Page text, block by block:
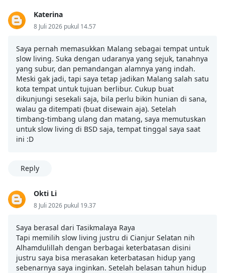
Katerina
8 Juli 2026 pukul 14.57
Saya pernah memasukkan Malang sebagai tempat untuk
slow living. Suka dengan udaranya yang sejuk, tanahnya
yang subur, dan pemandangan alamnya yang indah.
Meski gak jadi, tapi saya tetap jadikan Malang salah satu
kota tempat untuk tujuan berlibur. Cukup buat
dikunjungi sesekali saja, bila perlu bikin hunian di sana,
walau ga ditempati (buat disewain aja). Setelah
timbang-timbang ulang dan matang, saya memutuskan
untuk slow living di BSD saja, tempat tinggal saya saat
ini :D
Reply
Okti Li
8 Juli 2026 pukul 19.37
Saya berasal dari Tasikmalaya Raya
Tapi memilih slow living justru di Cianjur Selatan nih
Alhamdulillah dengan berbagai keterbatasan disini
justru saya bisa merasakan keterbatasan hidup yang
sebenarnya saya inginkan. Setelah belasan tahun hidup